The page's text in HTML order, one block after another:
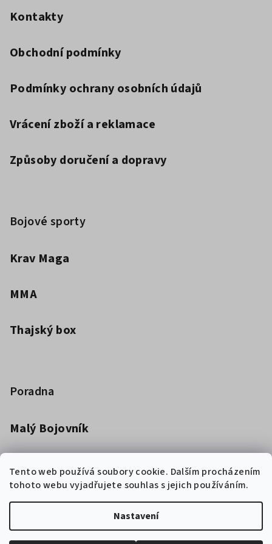
Tento web používá soubory cookie. Dalším procházením
tohoto webu vyjadřujete souhlas s jejich používáním.
Nastavení
Kontakty
Obchodní podmínky
Podmínky ochrany osobních údajů
Vrácení zboží a reklamace
Způsoby doručení a dopravy
Bojové sporty
Krav Maga
MMA
Thajský box
Poradna
Malý Bojovník
Dětská kimona pro bojová umění
Jak vybrat boxerské rukavice